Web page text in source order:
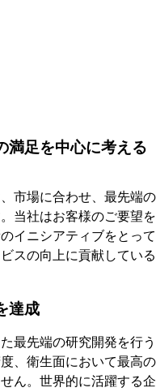
満足を中心に考える
市場に合わせ、最先端の
当社はお客様のご要望を
イニシアティブをとって
スの向上に貢献している
達成
最先端の研究開発を行う
、衛生面において最高の
ん。世界的に活躍する企